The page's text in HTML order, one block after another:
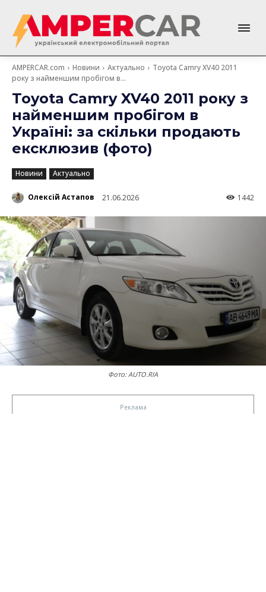
AMPERCAR.com Новини Актуально
Toyota Camry XV40 2011
року з найменшим пробігом в...
Toyota Camry XV40 2011 року з
найменшим пробігом в
Україні: за скільки продають
ексклюзив (фото)
Новини Актуально
Олексій Астапов 21.06.2026 1442
Фото: AUTO.RIA